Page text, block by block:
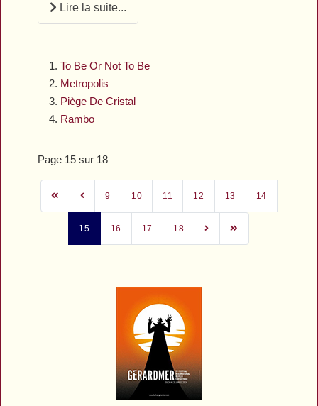
Lire la suite...
To Be Or Not To Be
Metropolis
Piège De Cristal
Rambo
Page 15 sur 18
9 10 11 12 13 14
15 16 17 18